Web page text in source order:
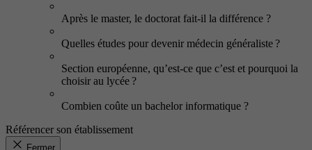
Après le master, le doctorat fait-il la différence ?
Quelles études pour devenir médecin généraliste ?
Section européenne, qu’est-ce que c’est et pourquoi la
choisir au lycée ?
Combien coûte un bachelor informatique ?
Référencer son établissement
Fermer